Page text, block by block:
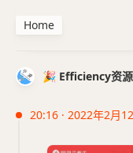
🎉 Efficiency资
20:16 · 2022年2月
Home